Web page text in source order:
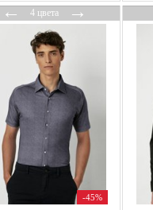
←4 цвета→
-45%